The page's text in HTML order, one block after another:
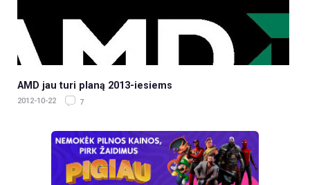
AMD jau turi planą 2013-iesiems
2012-10-22 7